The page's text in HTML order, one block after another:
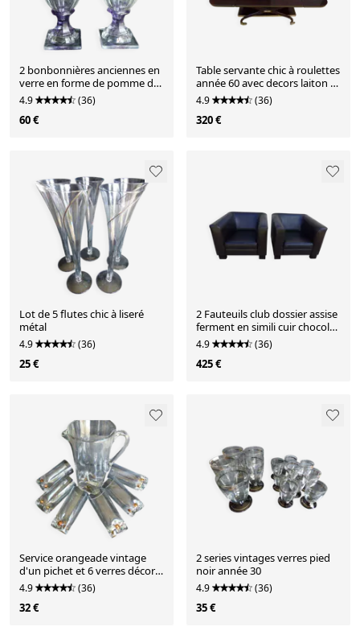
2 bonbonnières anciennes en
verre en forme de pomme de
pin
4.9 (36)
60 €
Table servante chic à roulettes
année 60 avec decors laiton à
2 plateaux a
4.9 (36)
320 €
Lot de 5 flutes chic à liseré
métal
4.9 (36)
25 €
2 Fauteuils club dossier assise
ferment en simili cuir chocolat
et pied bo
4.9 (36)
425 €
Service orangeade vintage
d'un pichet et 6 verres décor
billes dorées
4.9 (36)
32 €
2 series vintages verres pied
noir année 30
4.9 (36)
35 €